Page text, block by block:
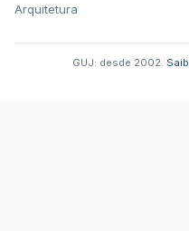
Arquitetura
GUJ: desde 2002.